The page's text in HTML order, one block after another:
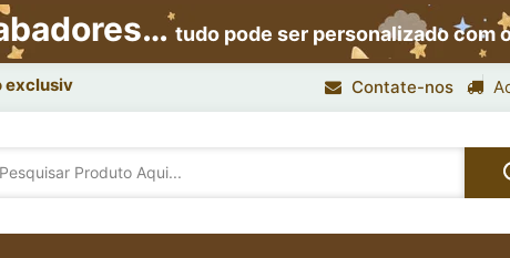
tudo pode ser personalizado com
Contate-nos